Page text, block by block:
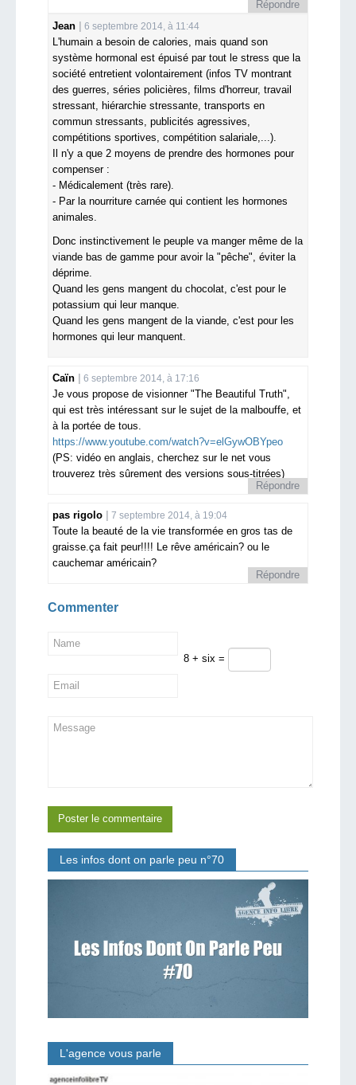
Répondre
Jean
6 septembre 2014, à 11:44
L'humain a besoin de calories, mais quand son
système hormonal est épuisé par tout le stress que la
société entretient volontairement (infos TV montrant
des guerres, séries policières, films d'horreur, travail
stressant, hiérarchie stressante, transports en
commun stressants, publicités agressives,
compétitions sportives, compétition salariale,...).
Il n'y a que 2 moyens de prendre des hormones pour
compenser :
- Médicalement (très rare).
- Par la nourriture carnée qui contient les hormones
animales.
Donc instinctivement le peuple va manger même de la
viande bas de gamme pour avoir la "pêche", éviter la
déprime.
Quand les gens mangent du chocolat, c'est pour le
potassium qui leur manque.
Quand les gens mangent de la viande, c'est pour les
hormones qui leur manquent.
Caïn 6 septembre 2014, à 17:16
Je vous propose de visionner "The Beautiful Truth",
qui est très intéressant sur le sujet de la malbouffe, et
à la portée de tous.
https://www.youtube.com/watch?v=elGywOBYpeo
(PS: vidéo en anglais, cherchez sur le net vous
trouverez très sûrement des versions sous-titrées)
Répondre
pas rigolo 7 septembre 2014, à 19:04
Toute la beauté de la vie transformée en gros tas de
graisse.ça fait peur!!!! Le rêve américain? ou le
cauchemar américain?
Répondre
Commenter
8 + six =
Les infos dont on parle peu n°70
L'agence vous parle